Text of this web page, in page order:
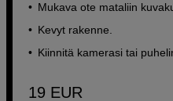
Mukava ote mataliin
Kevyt rakenne.
Kiinnitä kamerasi tai
19 EUR